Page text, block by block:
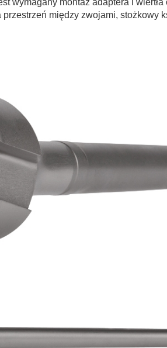
wymagany montaż adaptera i wiertła
przestrzeń między zwojami, stożkowy